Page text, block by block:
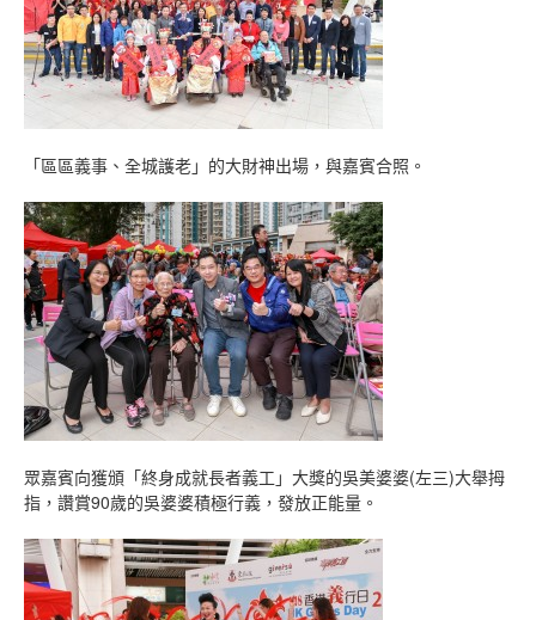
「區區義事、全城護老」的大財神出場，與嘉賓合照。
眾嘉賓向獲頒「終身成就長者義工」大獎的吳美婆婆(左三)大舉拇
指，讚賞90歲的吳婆婆積極行義，發放正能量。